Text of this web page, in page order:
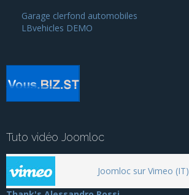
Garage clerfond automobiles
LBvehicles DEMO
Tuto vidéo Joomloc
Joomloc sur Vimeo (IT)